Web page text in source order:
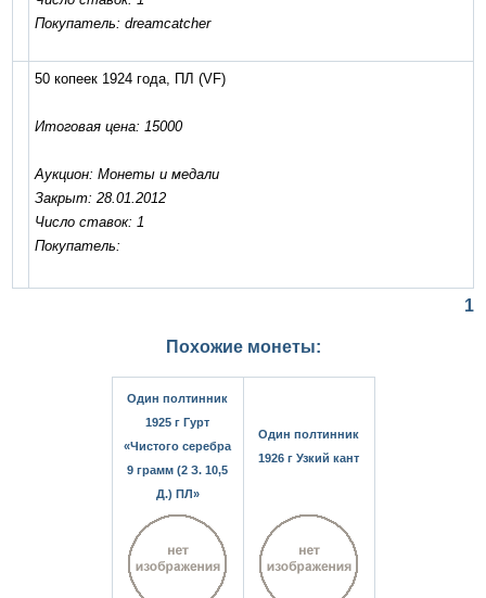
Покупатель: dreamcatcher
50 копеек 1924 года, ПЛ (VF)
Итоговая цена: 15000
Аукцион: Монеты и медали
Закрыт: 28.01.2012
Число ставок: 1
Покупатель:
1
Похожие монеты:
Один полтинник
1925 г Гурт
«Чистого серебра
9 грамм (2 З. 10,5
Д.) ПЛ»
Один полтинник
1926 г Узкий кант